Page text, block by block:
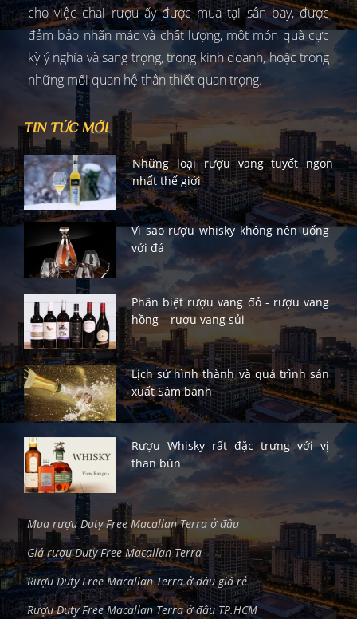
cho việc chai rượu ấy được mua tại sân bay, được
đảm bảo nhãn mác và chất lượng, một món quà cực
kỳ ý nghĩa và sang trọng, trong kinh doanh, hoặc trong
những mối quan hệ thân thiết quan trọng.
TIN TỨC MỚI
Những loại rượu vang tuyết ngon
nhất thế giới
Vì sao rượu whisky không nên uống
với đá
Phân biệt rượu vang đỏ - rượu vang
hồng – rượu vang sủi
Lịch sử hình thành và quá trình sản
xuất Sâm banh
Rượu Whisky rất đặc trưng với vị
than bùn
Mua rượu Duty Free Macallan Terra ở đâu
Giá rượu Duty Free Macallan Terra
Rượu Duty Free Macallan Terra ở đâu giá rẻ
Rượu Duty Free Macallan Terra ở đâu TP.HCM